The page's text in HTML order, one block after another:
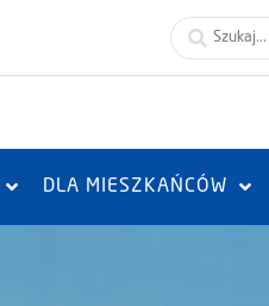
DLA MIESZKAŃCÓW